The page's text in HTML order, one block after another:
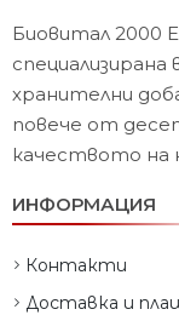
Биовитал 2000
хранителни
повече от
качеството на
ИНФОРМАЦИЯ
Контакти
Доставка и